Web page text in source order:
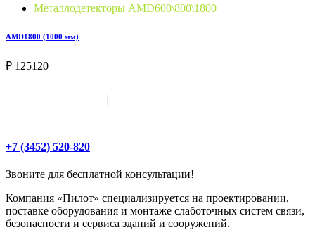
Металлодетекторы AMD600\800\1800
AMD1800 (1000 мм)
₽ 125120
+7 (3452) 520-820
Звоните для бесплатной консультации!
Компания «Пилот» специализируется на проектировании,
поставке оборудования и монтаже слаботочных систем связи,
безопасности и сервиса зданий и сооружений.